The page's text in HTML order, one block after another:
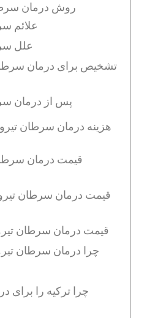
روش درمان
علائم
علل
تشخیص برای درمان سرطان
پس از درمان
هزینه درمان سرطان
قیمت درمان
قیمت درمان سرطان
قیمت درمان سرطان
چرا درمان سرطان
چرا ترکیه را برای